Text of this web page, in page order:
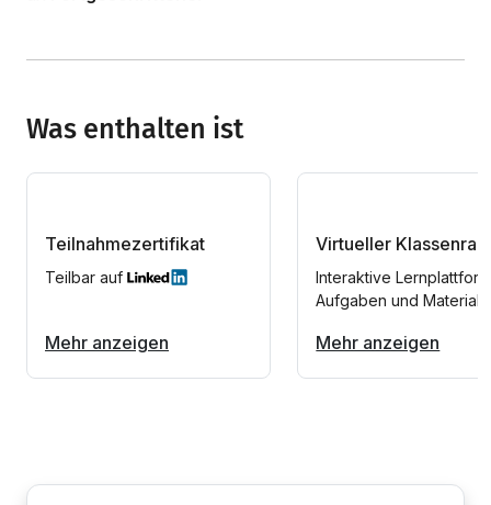
Was enthalten ist
Teilnahmezertifikat
Teilbar auf
Mehr anzeigen
Virtueller
Interaktive
Aufgaben und
Mehr anzeigen